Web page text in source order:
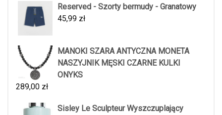
Reserved - Szorty bermudy - Granatowy
45,99 zł
MANOKI SZARA ANTYCZNA MONETA
NASZYJNIK MĘSKI CZARNE KULKI
ONYKS
289,00 zł
Sisley Le Sculpteur Wyszczuplający